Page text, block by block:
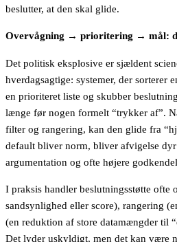
beslutter, at den skal glide.
Overvågning → prioritering → mål:
Det politisk eksplosive er sjældent
hverdagsagtige: systemer, der sorterer
en prioriteret liste og skubber
længe før nogen formelt “trykker af”.
filter og rangering, kan den glide fra
default bliver norm, bliver afvigelse
argumentation og ofte højere
I praksis handler beslutningsstøtte ofte
sandsynlighed eller score), rangering
(en reduktion af store datamængder til
Det lyder uskyldigt, men det kan være